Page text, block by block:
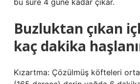
bu süre 4 güne kadar çıkar.
Buzluktan çıkan
kaç dakika
Kızartma: Çözülmüş köfteleri